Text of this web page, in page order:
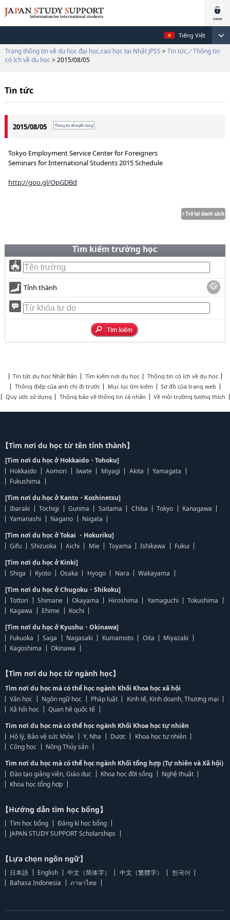
Tiếng Việt
Trang thông tin về du học đại học,cao học tại Nhật JPSS > Tin tức／Thông tin
có ích về du học > 2015/08/05
Tin tức
2015/08/05
Tokyo Employment Service Center for Foreigners
Seminars for International Students 2015 Schedule
http://goo.gl/OpGDBd
Tìm kiếm trường học
Tỉnh thành
Tin tức du học Nhật Bản Tìm kiếm nơi du học
Thông tin có ích về du học
Thông điệp của anh chị đi trước
Mục lục tìm kiếm
Sơ đồ của trang web
Quy ước sử dụng
Thông báo về thông tin cá nhân Về môi trường tương thích
【Tìm nơi du học từ tên tỉnh thành】
[Tìm nơi du học ở Hokkaido・Tohoku]
Hokkaido
Aomori Iwate Miyagi Akita
Yamagata
Fukushima
[Tìm nơi du học ở Kanto・Koshinetsu]
Ibaraki
Tochigi Gunma Saitama Chiba Tokyo
Kanagawa
Yamanashi
Nagano
Niigata
[Tìm nơi du học ở Tokai ・Hokuriku]
Gifu
Shizuoka Aichi Mie Toyama Ishikawa
Fukui
[Tìm nơi du học ở Kinki]
Shiga
Kyoto Osaka Hyogo Nara
Wakayama
[Tìm nơi du học ở Chugoku・Shikoku]
Tottori
Shimane Okayama Hiroshima Yamaguchi
Tokushima
Kagawa
Ehime
Kochi
[Tìm nơi du học ở Kyushu・Okinawa]
Fukuoka
Saga Nagasaki Kumamoto Oita
Miyazaki
Kagoshima
Okinawa
【Tìm nơi du học từ ngành học】
Tìm nơi du học mà có thể học ngành Khối Khoa học xã hội
Văn học
Ngôn ngữ học Pháp luật
Kinh tế, Kinh doanh, Thương mại
Xã hội học
Quan hệ quốc tế
Tìm nơi du học mà có thể học ngành Khối Khoa học tự nhiên
Hộ lý, Bảo vệ sức khỏe
Y, Nha Dược
Khoa học tự nhiên
Công học
Nông Thủy sản
Tìm nơi du học mà có thể học ngành Khối tổng hợp (Tự nhiên và Xã hội)
Đào tạo giảng viên, Giáo dục
Khoa học đời sống
Nghệ thuật
Khoa học tổng hợp
【Hướng dẫn tìm học bổng】
Tìm học bổng
Đăng kí học bổng
JAPAN STUDY SUPPORT Scholarships
【Lựa chọn ngôn ngữ】
日本語 English 中文（简体字） 中文（繁體字）
한국어
Bahasa Indonesia
ภาษาไทย